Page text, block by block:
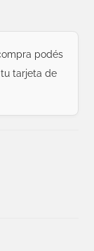
podés
tarjeta de